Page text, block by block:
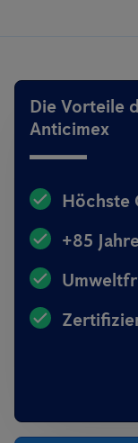
Die Vorteile
Anticimex
Höchste
+85